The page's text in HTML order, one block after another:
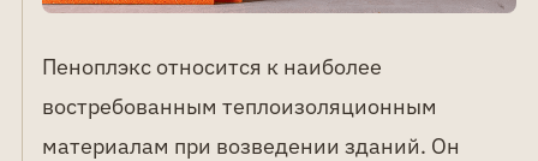
Пеноплэкс относится к наиболее
востребованным теплоизоляционным
материалам при возведении зданий. Он